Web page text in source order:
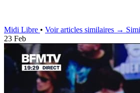
Midi Libre • Voir articles similaires →
23 Feb